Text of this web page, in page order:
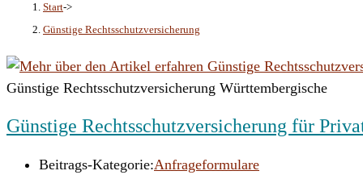
Start->
Günstige Rechtsschutzversicherung
Günstige Rechtsschutzversicherung Württembergische
Günstige Rechtsschutzversicherung für
Beitrags-Kategorie:Anfrageformulare